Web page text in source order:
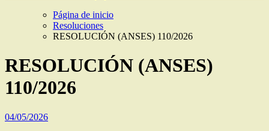
Página de inicio
Resoluciones
RESOLUCIÓN (ANSES) 110/2026
RESOLUCIÓN (ANSES)
110/2026
04/05/2026